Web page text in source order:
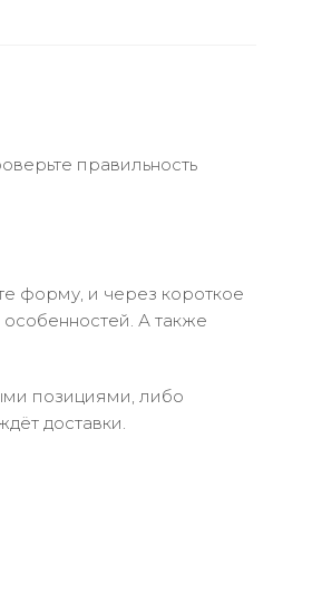
правильность
форму, и через короткое
А также
позициями, либо
доставки.